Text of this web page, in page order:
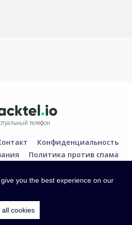
телефон
Конфиденциальность
Политика против спама
you the best experience on our
all cookies